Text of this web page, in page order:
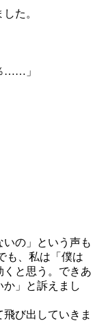
た。
……」
の」という声も
、私は「僕は
と思う。できあ
」と訴えまし
び出していきま